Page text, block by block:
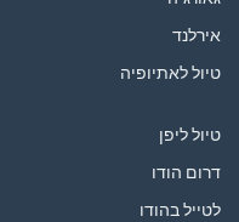
אירלנד
טיול לאתיופיה
טיול ליפן
דרום הודו
לטייל בהודו